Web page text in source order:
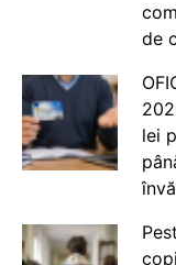
de
lei